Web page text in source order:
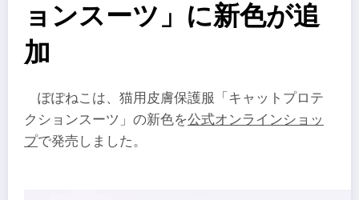
ョンスーツ」に新色が追
加
ぽぽねこは、猫用皮膚保護服「キャットプロテ
クションスーツ」の新色を公式オンラインショッ
プで発売しました。